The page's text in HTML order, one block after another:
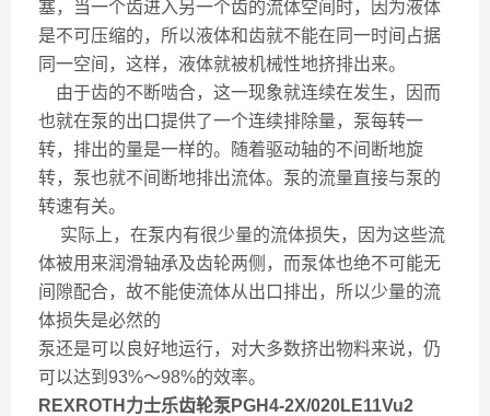
塞，当一个齿进入另一个齿的流体空间时，因为液体
是不可压缩的，所以液体和齿就不能在同一时间占据
同一空间，这样，液体就被机械性地挤排出来。
由于齿的不断啮合，这一现象就连续在发生，因而
也就在泵的出口提供了一个连续排除量，泵每转一
转，排出的量是一样的。随着驱动轴的不间断地旋
转，泵也就不间断地排出流体。泵的流量直接与泵的
转速有关。
实际上，在泵内有很少量的流体损失，因为这些流
体被用来润滑轴承及齿轮两侧，而泵体也绝不可能无
间隙配合，故不能使流体从出口排出，所以少量的流
体损失是必然的
泵还是可以良好地运行，对大多数挤出物料来说，仍
可以达到93%～98%的效率。
REXROTH力士乐齿轮泵PGH4-2X/020LE11Vu2